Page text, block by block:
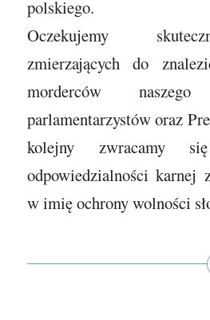
polskiego.
Oczekujemy
zmierzających do
morderców
parlamentarzystów oraz
kolejny zwracamy
odpowiedzialności karnej
w imię ochrony wolności